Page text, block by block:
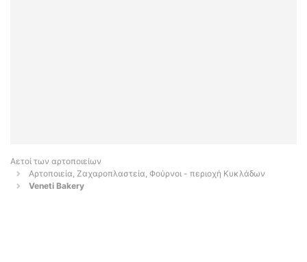
Αετοί των αρτοποιείων
Αρτοποιεία, Ζαχαροπλαστεία, Φούρνοι - περιοχή Κυκλάδων
Veneti Bakery